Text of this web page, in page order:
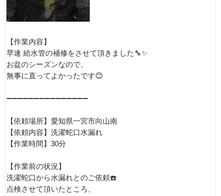
【作業内容】
早速 給水管の補修をさせて頂きました🔧✨
お盆のシーズンなので、
無事に直ってよかったです😊
➖➖➖➖➖➖➖➖➖➖➖➖➖➖➖
【依頼場所】愛知県一宮市向山南
【依頼内容】洗濯蛇口水漏れ
【作業時間】30分
【作業前の状況】
洗濯蛇口から水漏れとのご依頼☎️
点検させて頂いたところ、